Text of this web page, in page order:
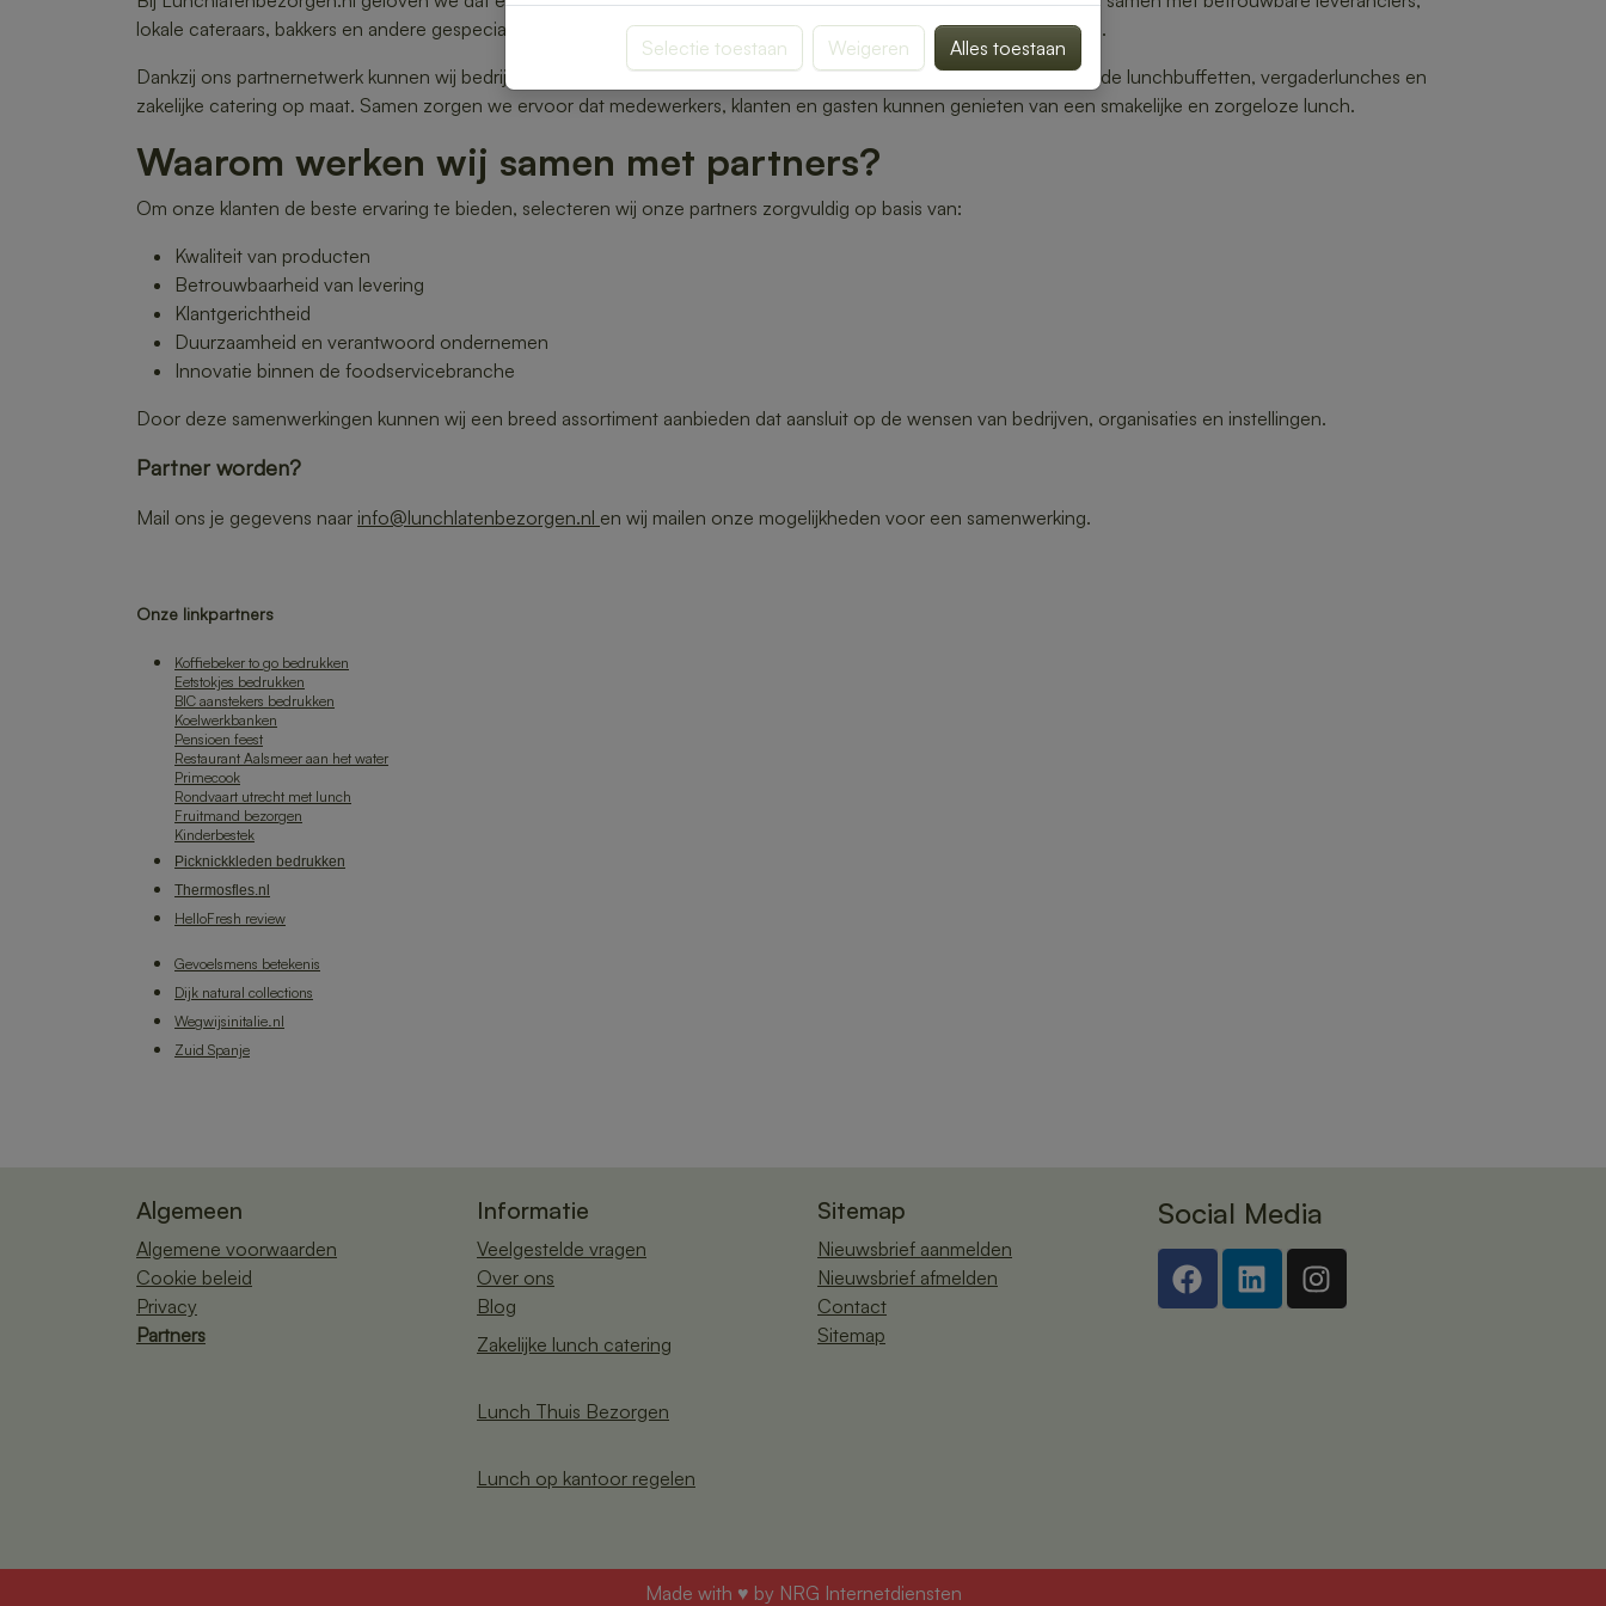
lokale cateraars, bakkers en andere gespecialiseerde partners die dezelfde hoge kwaliteit en service nastreven als wij.
Dankzij ons partnernetwerk kunnen wij bedrijven door heel Nederland voorzien van verse lunchproducten, uitgebreide lunchbuffetten, vergaderlunches en
zakelijke catering op maat. Samen zorgen we ervoor dat medewerkers, klanten en gasten kunnen genieten van een smakelijke en zorgeloze lunch.
Waarom werken wij samen met partners?
Om onze klanten de beste ervaring te bieden, selecteren wij onze partners zorgvuldig op basis van:
Kwaliteit van producten
Betrouwbaarheid van levering
Klantgerichtheid
Duurzaamheid en verantwoord ondernemen
Innovatie binnen de foodservicebranche
Door deze samenwerkingen kunnen wij een breed assortiment aanbieden dat aansluit op de wensen van bedrijven, organisaties en instellingen.
Partner worden?
Mail ons je gegevens naar info@lunchlatenbezorgen.nl en wij mailen onze mogelijkheden voor een samenwerking.
Onze linkpartners
Koffiebeker to go bedrukken
Eetstokjes bedrukken
BIC aanstekers bedrukken
Koelwerkbanken
Pensioen feest
Restaurant Aalsmeer aan het water
Primecook
Rondvaart utrecht met lunch
Fruitmand bezorgen
Kinderbestek
Picknickkleden bedrukken
Thermosfles.nl
HelloFresh review
Gevoelsmens betekenis
Dijk natural collections
Wegwijsinitalie.nl
Zuid Spanje
Algemeen
Algemene voorwaarden
Cookie beleid
Privacy
Partners
Informatie
Veelgestelde vragen
Over ons
Blog
Zakelijke lunch catering
Lunch Thuis Bezorgen
Lunch op kantoor regelen
Sitemap
Nieuwsbrief aanmelden
Nieuwsbrief afmelden
Contact
Sitemap
Social Media
Made with ♥ by NRG Internetdiensten
Selectie toestaan Weigeren Alles toestaan